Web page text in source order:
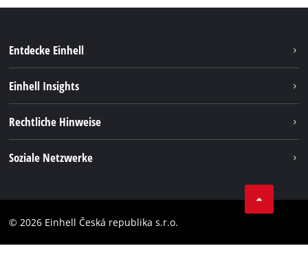
Entdecke Einhell
Akkusystem
Einhell Insights
Rechtliche Hinweise
Barrierefreiheits-Erklärung
Soziale Netzwerke
Instagram
© 2026 Einhell Česká republika s.r.o.